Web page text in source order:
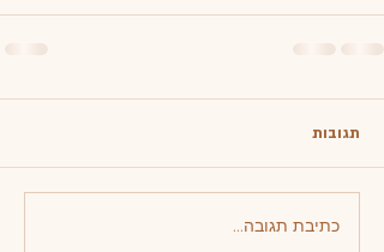
תגובות
כתיבת תגובה...